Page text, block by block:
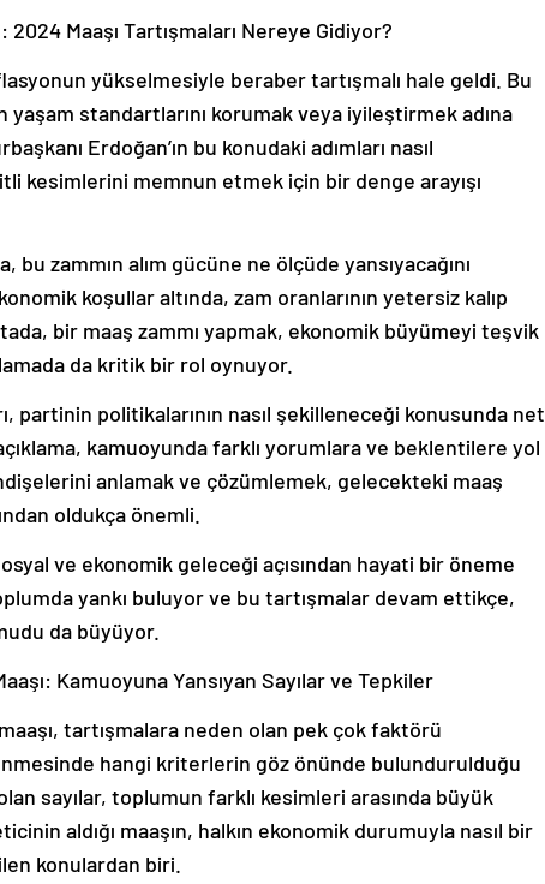
Maaşı Tartışmaları Nereye Gidiyor?
yükselmesiyle beraber tartışmalı hale geldi. Bu
yaşam standartlarını korumak veya iyileştirmek adına
Erdoğan’ın bu konudaki adımları nasıl
kesimlerini memnun etmek için bir denge arayışı
bu zammın alım gücüne ne ölçüde yansıyacağını
koşullar altında, zam oranlarının yetersiz kalıp
bir maaş zammı yapmak, ekonomik büyümeyi teşvik
da kritik bir rol oynuyor.
partinin politikalarının nasıl şekilleneceği konusunda net
kamuoyunda farklı yorumlara ve beklentilere yol
anlamak ve çözümlemek, gelecekteki maaş
oldukça önemli.
ve ekonomik geleceği açısından hayati bir öneme
yankı buluyor ve bu tartışmalar devam ettikçe,
da büyüyor.
Kamuoyuna Yansıyan Sayılar ve Tepkiler
maaşı, tartışmalara neden olan pek çok faktörü
hangi kriterlerin göz önünde bulundurulduğu
sayılar, toplumun farklı kesimleri arasında büyük
aldığı maaşın, halkın ekonomik durumuyla nasıl bir
konulardan biri.